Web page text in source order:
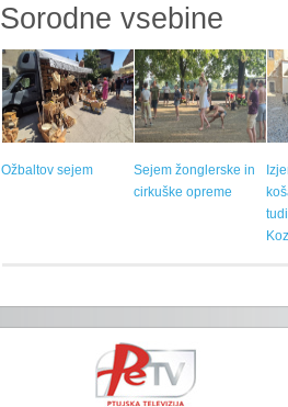
Sorodne vsebine
Ožbaltov sejem
Sejem žonglerske in
cirkuške opreme